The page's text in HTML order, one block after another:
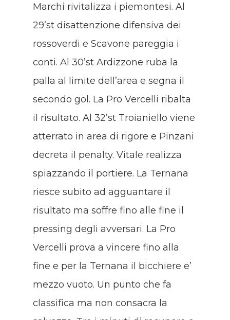
Marchi rivitalizza i piemontesi. Al
29’st disattenzione difensiva dei
rossoverdi e Scavone pareggia i
conti. Al 30’st Ardizzone ruba la
palla al limite dell’area e segna il
secondo gol. La Pro Vercelli ribalta
il risultato. Al 32’st Troianiello viene
atterrato in area di rigore e Pinzani
decreta il penalty. Vitale realizza
spiazzando il portiere. La Ternana
riesce subito ad agguantare il
risultato ma soffre fino alle fine il
pressing degli avversari. La Pro
Vercelli prova a vincere fino alla
fine e per la Ternana il bicchiere e’
mezzo vuoto. Un punto che fa
classifica ma non consacra la